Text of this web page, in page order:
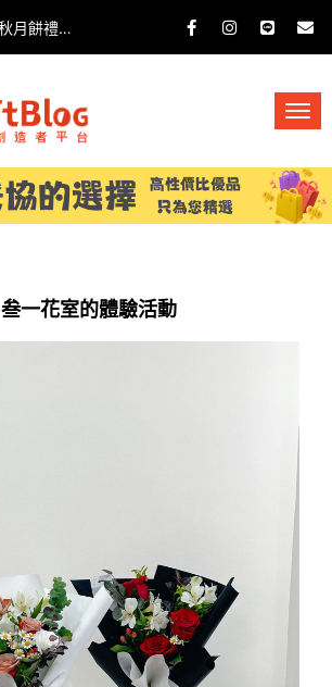
古典玫瑰園2026中秋月餅禮盒開箱分享 / 餐飲門市下午茶 體驗分享
叁一花室的體驗活動